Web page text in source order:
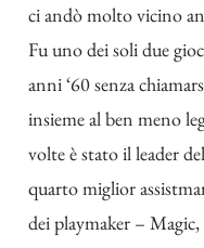
ci andò molto vicino
Fu uno dei soli due
anni ‘60 senza
insieme al ben meno
volte è stato il leader
quarto miglior
dei playmaker –